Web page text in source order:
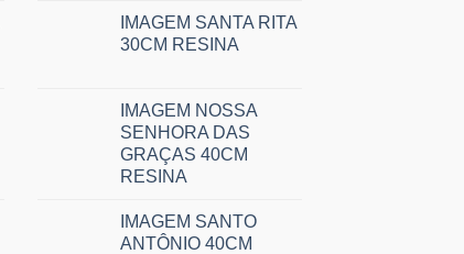
IMAGEM SANTA RITA
30CM RESINA
IMAGEM NOSSA
SENHORA DAS
GRAÇAS 40CM
RESINA
IMAGEM SANTO
ANTÔNIO 40CM